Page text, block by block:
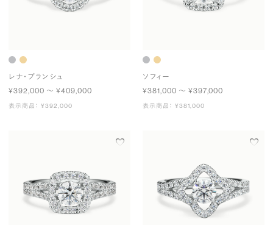
レナ・ブランシュ
¥392,000 〜 ¥409,000
表示商品： ¥392,000
ソフィー
¥381,000 〜 ¥397,000
表示商品： ¥381,000